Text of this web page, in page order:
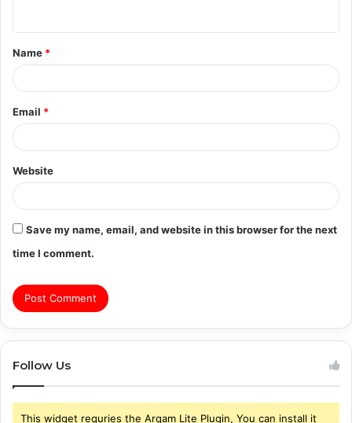
t
*
Name *
Email *
Website
Save my name, email, and website in this browser for the next
time I comment.
Follow Us
This widget requries the Arqam Lite Plugin, You can install it